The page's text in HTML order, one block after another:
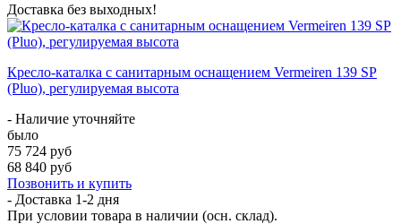
Доставка без выходных!
Кресло-каталка с санитарным оснащением Vermeiren 139 SP
(Pluo), регулируемая высота
- Наличие уточняйте
было
75 724 руб
68 840 руб
Позвонить и купить
- Доставка 1-2 дня
При условии товара в наличии (осн. склад).